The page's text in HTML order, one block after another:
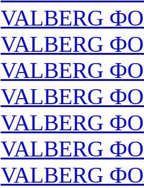
VALBERG
VALBERG
VALBERG
VALBERG
VALBERG
VALBERG
VALBERG